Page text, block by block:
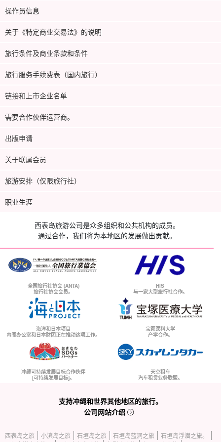
操作员信息
关于《特定商业交易法》的说明
旅行条件及商业条款和条件
旅行服务手续费表（国内旅行）
链接和上市企业名单
需要合作伙伴运营商。
出版申请
关于联属会员
旅游安排（仅限旅行社）
职业生涯
西表岛旅游公司是众多组织和公共机构的成员。
通过合作，我们将为本地区的发展做出贡献。
全国旅行社协会 (ANTA)
旅行社协会会员。
HIS
与一家大型旅行社合作。
海洋和日本项目
内阁办公室和日本财团正在推动这项工作。
宝冢医科大学
产学合作。
冲绳可持续发展目标合作伙伴
[可持续发展目标]。
天空租车
汽车租赁业务联盟。
支持冲绳和世界其他地区的旅行。
公司网站介绍
西表岛之旅 小滨岛之旅 石垣岛之旅 石垣岛蓝洞之旅
石垣岛浮潜之旅。